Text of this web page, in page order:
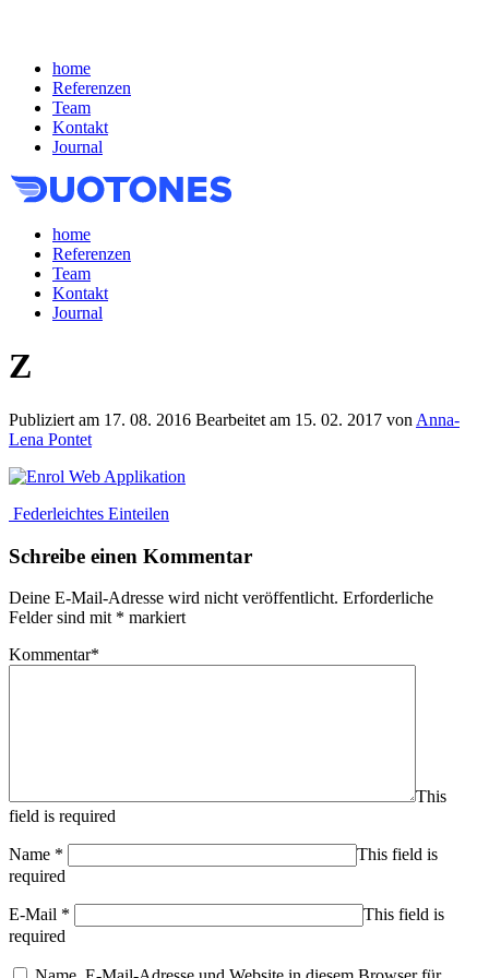
home
Referenzen
Team
Kontakt
Journal
home
Referenzen
Team
Kontakt
Journal
Z
Publiziert am 17. 08. 2016 Bearbeitet am 15. 02. 2017 von Anna-
Lena Pontet
Federleichtes Einteilen
Schreibe einen Kommentar
Deine E-Mail-Adresse wird nicht veröffentlicht. Erforderliche
Felder sind mit * markiert
Kommentar*
This
field is required
Name *
This field is
required
E-Mail *
This field is
required